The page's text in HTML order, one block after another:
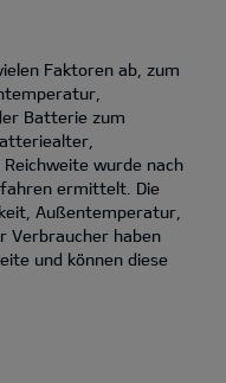
Faktoren ab, zum
Batterie zum
wurde nach
ermittelt. Die
Außentemperatur,
Verbraucher haben
und können diese